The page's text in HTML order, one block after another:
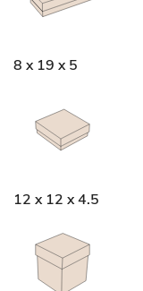
8 x 19 x 5
12 x 12 x 4.5